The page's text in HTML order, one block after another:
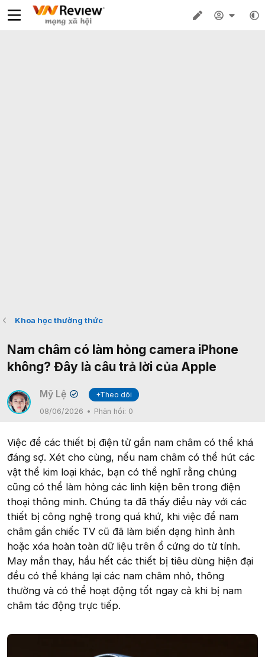
Khoa học thường thức
Nam châm có làm hỏng camera iPhone
không? Đây là câu trả lời của Apple
Mỹ Lệ ✔
+Theo dõi
08/06/2026
Phản hồi: 0
Việc để các thiết bị điện tử gần nam châm có thể khá
đáng sợ. Xét cho cùng, nếu nam châm có thể hút các
vật thể kim loại khác, bạn có thể nghĩ rằng chúng
cũng có thể làm hỏng các linh kiện bên trong điện
thoại thông minh. Chúng ta đã thấy điều này với các
thiết bị công nghệ trong quá khứ, khi việc để nam
châm gần chiếc TV cũ đã làm biến dạng hình ảnh
hoặc xóa hoàn toàn dữ liệu trên ổ cứng do từ tính.
May mắn thay, hầu hết các thiết bị tiêu dùng hiện đại
đều có thể kháng lại các nam châm nhỏ, thông
thường và có thể hoạt động tốt ngay cả khi bị nam
châm tác động trực tiếp.